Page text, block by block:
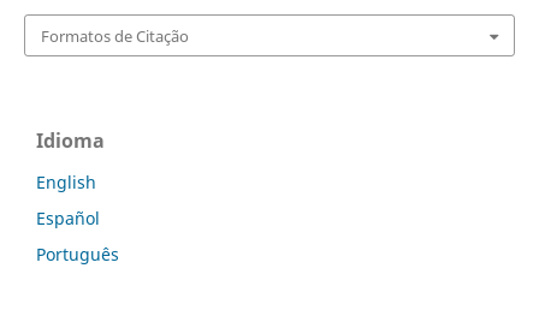
Formatos de Citação
Idioma
English
Español
Português